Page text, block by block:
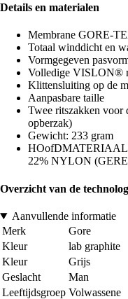
Details en materialen
Membrane GORE-
Totaal winddicht en
Vormgegeven
Volledige VISLON®
Klittensluiting op de
Aanpasbare taille
Twee ritszakken voor
opberzak)
Gewicht: 233 gram
22% NYLON
Overzicht van de
Aanvullende informatie
Merk
Gore
Kleur
lab graphite
Kleur
Grijs
Geslacht
Man
Leeftijdsgroep Volwassene